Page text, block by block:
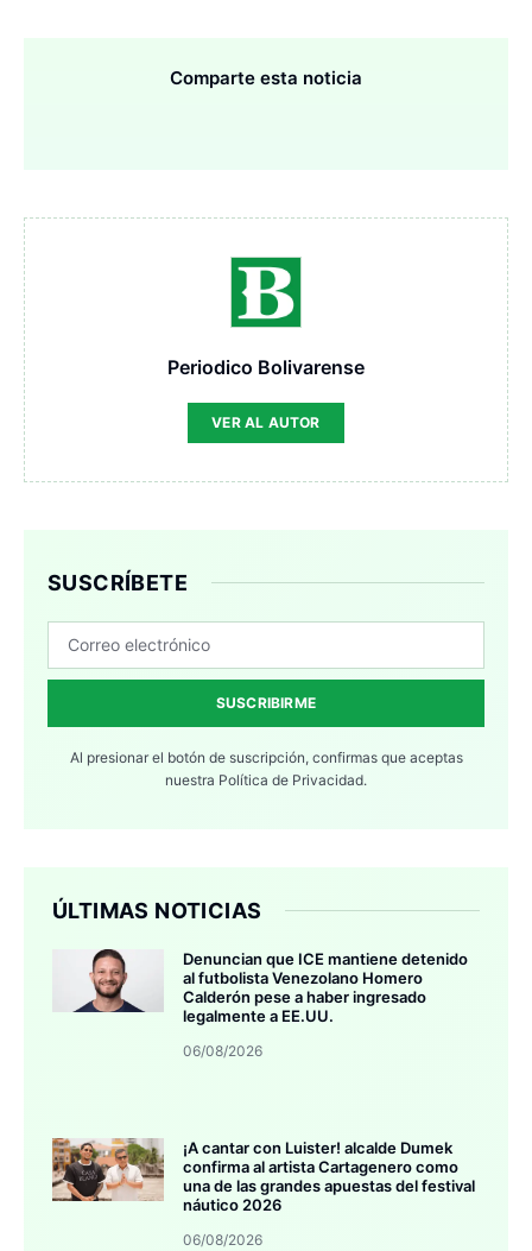
Comparte esta noticia
Periodico Bolivarense
VER AL AUTOR
SUSCRÍBETE
SUSCRIBIRME
Al presionar el botón de suscripción, confirmas que aceptas
nuestra Política de Privacidad.
ÚLTIMAS NOTICIAS
Denuncian que ICE mantiene detenido
al futbolista Venezolano Homero
Calderón pese a haber ingresado
legalmente a EE.UU.
06/08/2026
¡A cantar con Luister! alcalde Dumek
confirma al artista Cartagenero como
una de las grandes apuestas del festival
náutico 2026
06/08/2026